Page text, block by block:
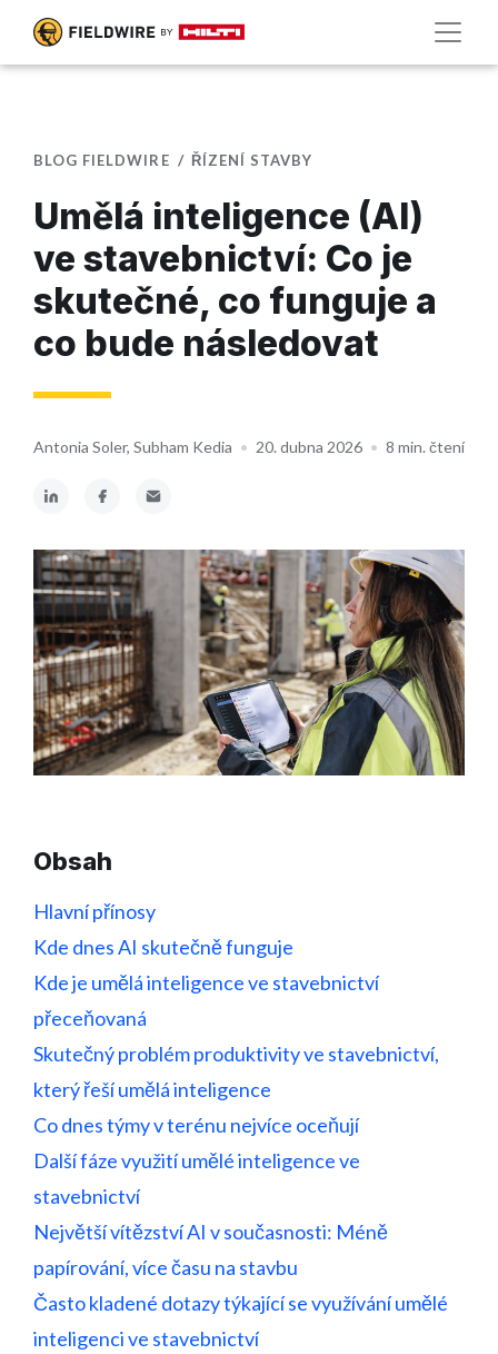
BLOG FIELDWIRE ŘÍZENÍ STAVBY
Umělá inteligence (AI)
ve stavebnictví: Co je
skutečné, co funguje a
co bude následovat
Antonia Soler, Subham Kedia • 20. dubna 2026 • 8 min. čtení
Obsah
Hlavní přínosy
Kde dnes AI skutečně funguje
Kde je umělá inteligence ve stavebnictví
přeceňovaná
Skutečný problém produktivity ve stavebnictví,
který řeší umělá inteligence
Co dnes týmy v terénu nejvíce oceňují
Další fáze využití umělé inteligence ve
stavebnictví
Největší vítězství AI v současnosti: Méně
papírování, více času na stavbu
Často kladené dotazy týkající se využívání umělé
inteligenci ve stavebnictví